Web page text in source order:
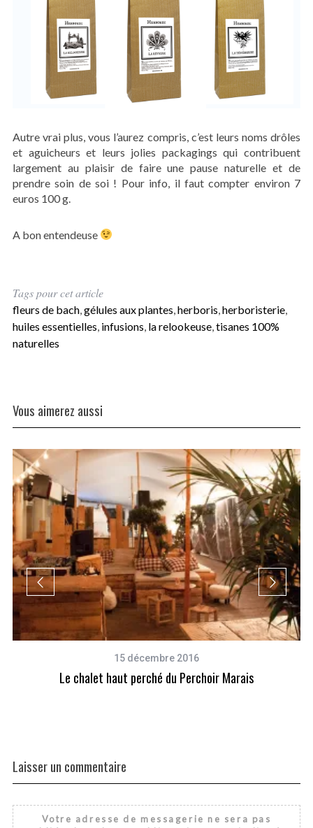
Autre vrai plus, vous l’aurez compris, c’est leurs noms drôles
et aguicheurs et leurs jolies packagings qui contribuent
largement au plaisir de faire une pause naturelle et de
prendre soin de soi ! Pour info, il faut compter environ 7
euros 100 g.
A bon entendeuse
Tags pour cet article
fleurs de bach, gélules aux plantes herboris herboristerie,
huiles essentielles infusions la relookeuse, tisanes 100%
naturelles
Vous aimerez aussi
15 décembre 2016
Le chalet haut perché du Perchoir Marais
Laisser un commentaire
Votre adresse de messagerie ne sera pas